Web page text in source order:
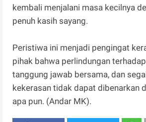
kembali menjalani masa kecilnya
penuh kasih sayang.
Peristiwa ini menjadi pengingat
pihak bahwa perlindungan
tanggung jawab bersama, dan
kekerasan tidak dapat dibenarkan
apa pun. (Andar MK).